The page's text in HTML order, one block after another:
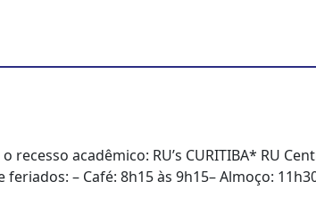
acadêmico: RU’s CURITIBA* RU
– Café: 8h15 às 9h15– Almoço: